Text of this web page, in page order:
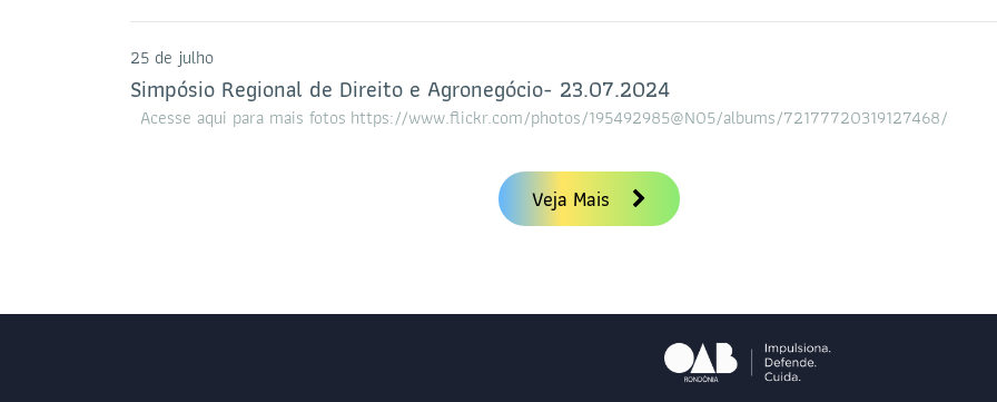
25 de julho
Simpósio Regional de Direito e Agronegócio- 23.07.2024
Acesse aqui para mais fotos https://www.flickr.com/photos/195492985@N05/albums/72177720319127468/
Veja Mais